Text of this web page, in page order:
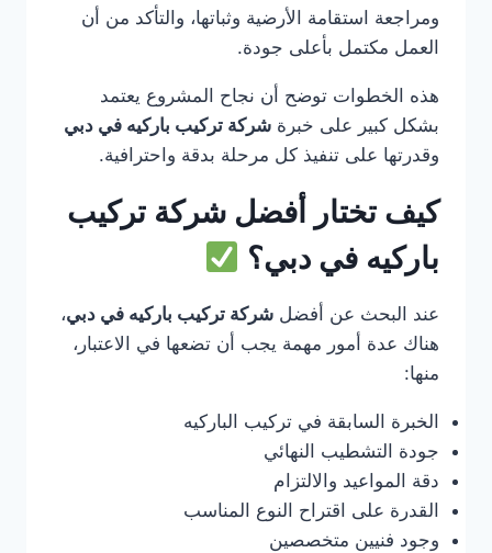
ومراجعة استقامة الأرضية وثباتها، والتأكد من أن
العمل مكتمل بأعلى جودة.
هذه الخطوات توضح أن نجاح المشروع يعتمد
بشكل كبير على خبرة شركة تركيب باركيه في دبي
وقدرتها على تنفيذ كل مرحلة بدقة واحترافية.
كيف تختار أفضل شركة تركيب
باركيه في دبي؟
عند البحث عن أفضل شركة تركيب باركيه في دبي،
هناك عدة أمور مهمة يجب أن تضعها في الاعتبار،
منها:
الخبرة السابقة في تركيب الباركيه
جودة التشطيب النهائي
دقة المواعيد والالتزام
القدرة على اقتراح النوع المناسب
وجود فنيين متخصصين